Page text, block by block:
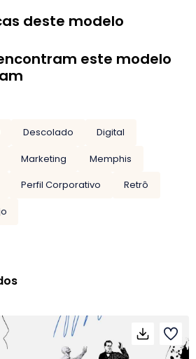
deste modelo
este modelo
Descolado
Digital
Marketing
Memphis
Perfil Corporativo
Retrô